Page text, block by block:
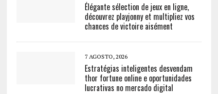
Élégante sélection de jeux en ligne,
découvrez playjonny et multipliez vos
chances de victoire aisément
7 AGOSTO, 2026
Estratégias inteligentes desvendam
thor fortune online e oportunidades
lucrativas no mercado digital